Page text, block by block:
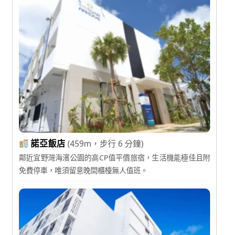
諾亞飯店(459m，步行 6 分鐘)
鄰近宜野灣海濱公園的高CP值平價旅宿，生活機能極佳且附
免費停車，唯須留意晚間櫃檯無人值班。